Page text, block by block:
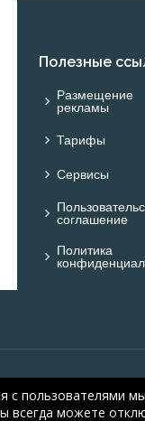
Полезные
Размещение
рекламы
Тарифы
Сервисы
соглашение
Политика
с пользователями
всегда можете